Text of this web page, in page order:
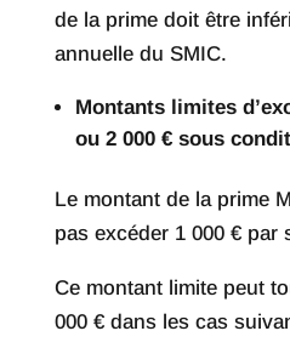
de la prime doit être
annuelle du SMIC.
Montants limites
ou 2 000 € sous
Le montant de la prime
pas excéder 1 000 € par
Ce montant limite peut
000 € dans les cas